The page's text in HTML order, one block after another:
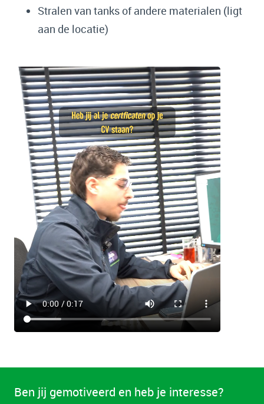
Stralen van tanks of andere materialen (ligt
aan de locatie)
Ben jij gemotiveerd en heb je interesse?